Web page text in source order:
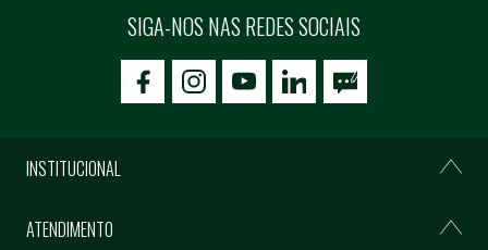
SIGA-NOS NAS REDES SOCIAIS
icon-facebookicon-social02icon-social03
INSTITUCIONAL
ATENDIMENTO